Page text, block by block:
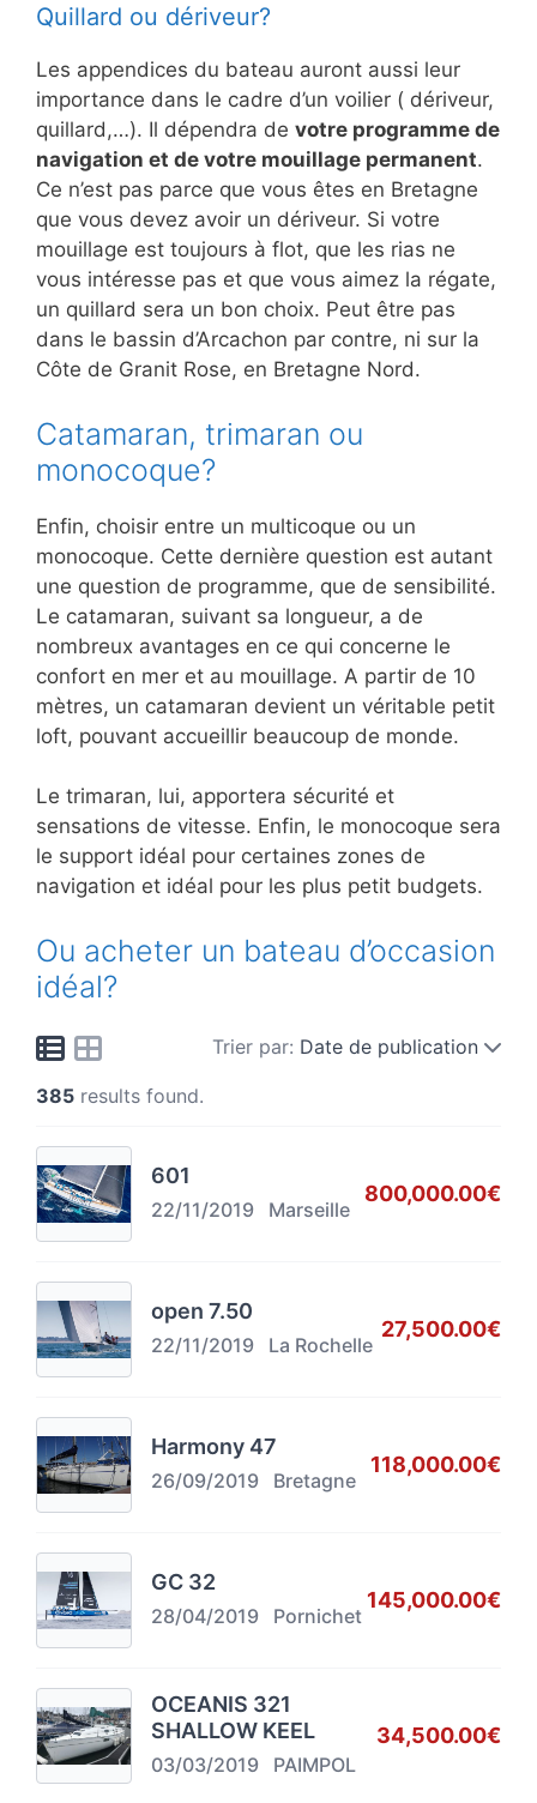
Quillard ou dériveur?
Les appendices du bateau auront aussi leur
importance dans le cadre d’un voilier ( dériveur,
quillard,…). Il dépendra de votre programme de
navigation et de votre mouillage permanent.
Ce n’est pas parce que vous êtes en Bretagne
que vous devez avoir un dériveur. Si votre
mouillage est toujours à flot, que les rias ne
vous intéresse pas et que vous aimez la régate,
un quillard sera un bon choix. Peut être pas
dans le bassin d’Arcachon par contre, ni sur la
Côte de Granit Rose, en Bretagne Nord.
Catamaran, trimaran ou
monocoque?
Enfin, choisir entre un multicoque ou un
monocoque. Cette dernière question est autant
une question de programme, que de sensibilité.
Le catamaran, suivant sa longueur, a de
nombreux avantages en ce qui concerne le
confort en mer et au mouillage. A partir de 10
mètres, un catamaran devient un véritable petit
loft, pouvant accueillir beaucoup de monde.
Le trimaran, lui, apportera sécurité et
sensations de vitesse. Enfin, le monocoque sera
le support idéal pour certaines zones de
navigation et idéal pour les plus petit budgets.
Ou acheter un bateau d’occasion
idéal?
Trier par: Date de publication
385 results found.
601
22/11/2019 Marseille
800,000.00€
open 7.50
22/11/2019 La Rochelle
27,500.00€
Harmony 47
26/09/2019 Bretagne
118,000.00€
GC 32
28/04/2019 Pornichet
145,000.00€
OCEANIS 321
SHALLOW KEEL
03/03/2019 PAIMPOL
34,500.00€